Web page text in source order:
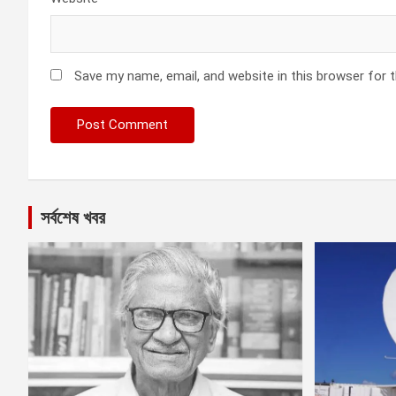
Save my name, email, and website in this browser for
সর্বশেষ খবর